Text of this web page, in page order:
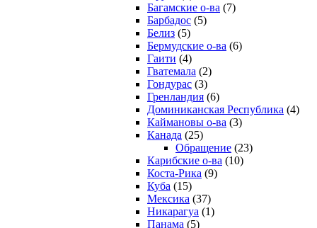
Багамские о-ва (7)
Барбадос (5)
Белиз (5)
Бермудские о-ва (6)
Гаити (4)
Гватемала (2)
Гондурас (3)
Гренландия (6)
Доминиканская Республика (4)
Каймановы о-ва (3)
Канада (25)
Обращение (23)
Карибские о-ва (10)
Коста-Рика (9)
Куба (15)
Мексика (37)
Никарагуа (1)
Панама (5)